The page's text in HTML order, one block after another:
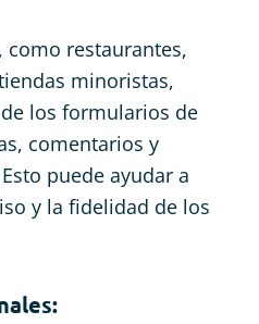
como restaurantes,
minoristas,
los formularios de
comentarios y
puede ayudar a
y la fidelidad de los